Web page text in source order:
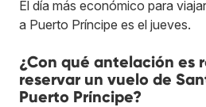
El día más económico para
a Puerto Príncipe es el jueves.
¿Con qué antelación es
reservar un vuelo de
Puerto Príncipe?